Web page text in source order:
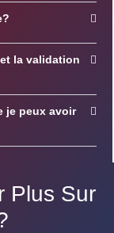
la validation
je peux avoir
Plus Sur